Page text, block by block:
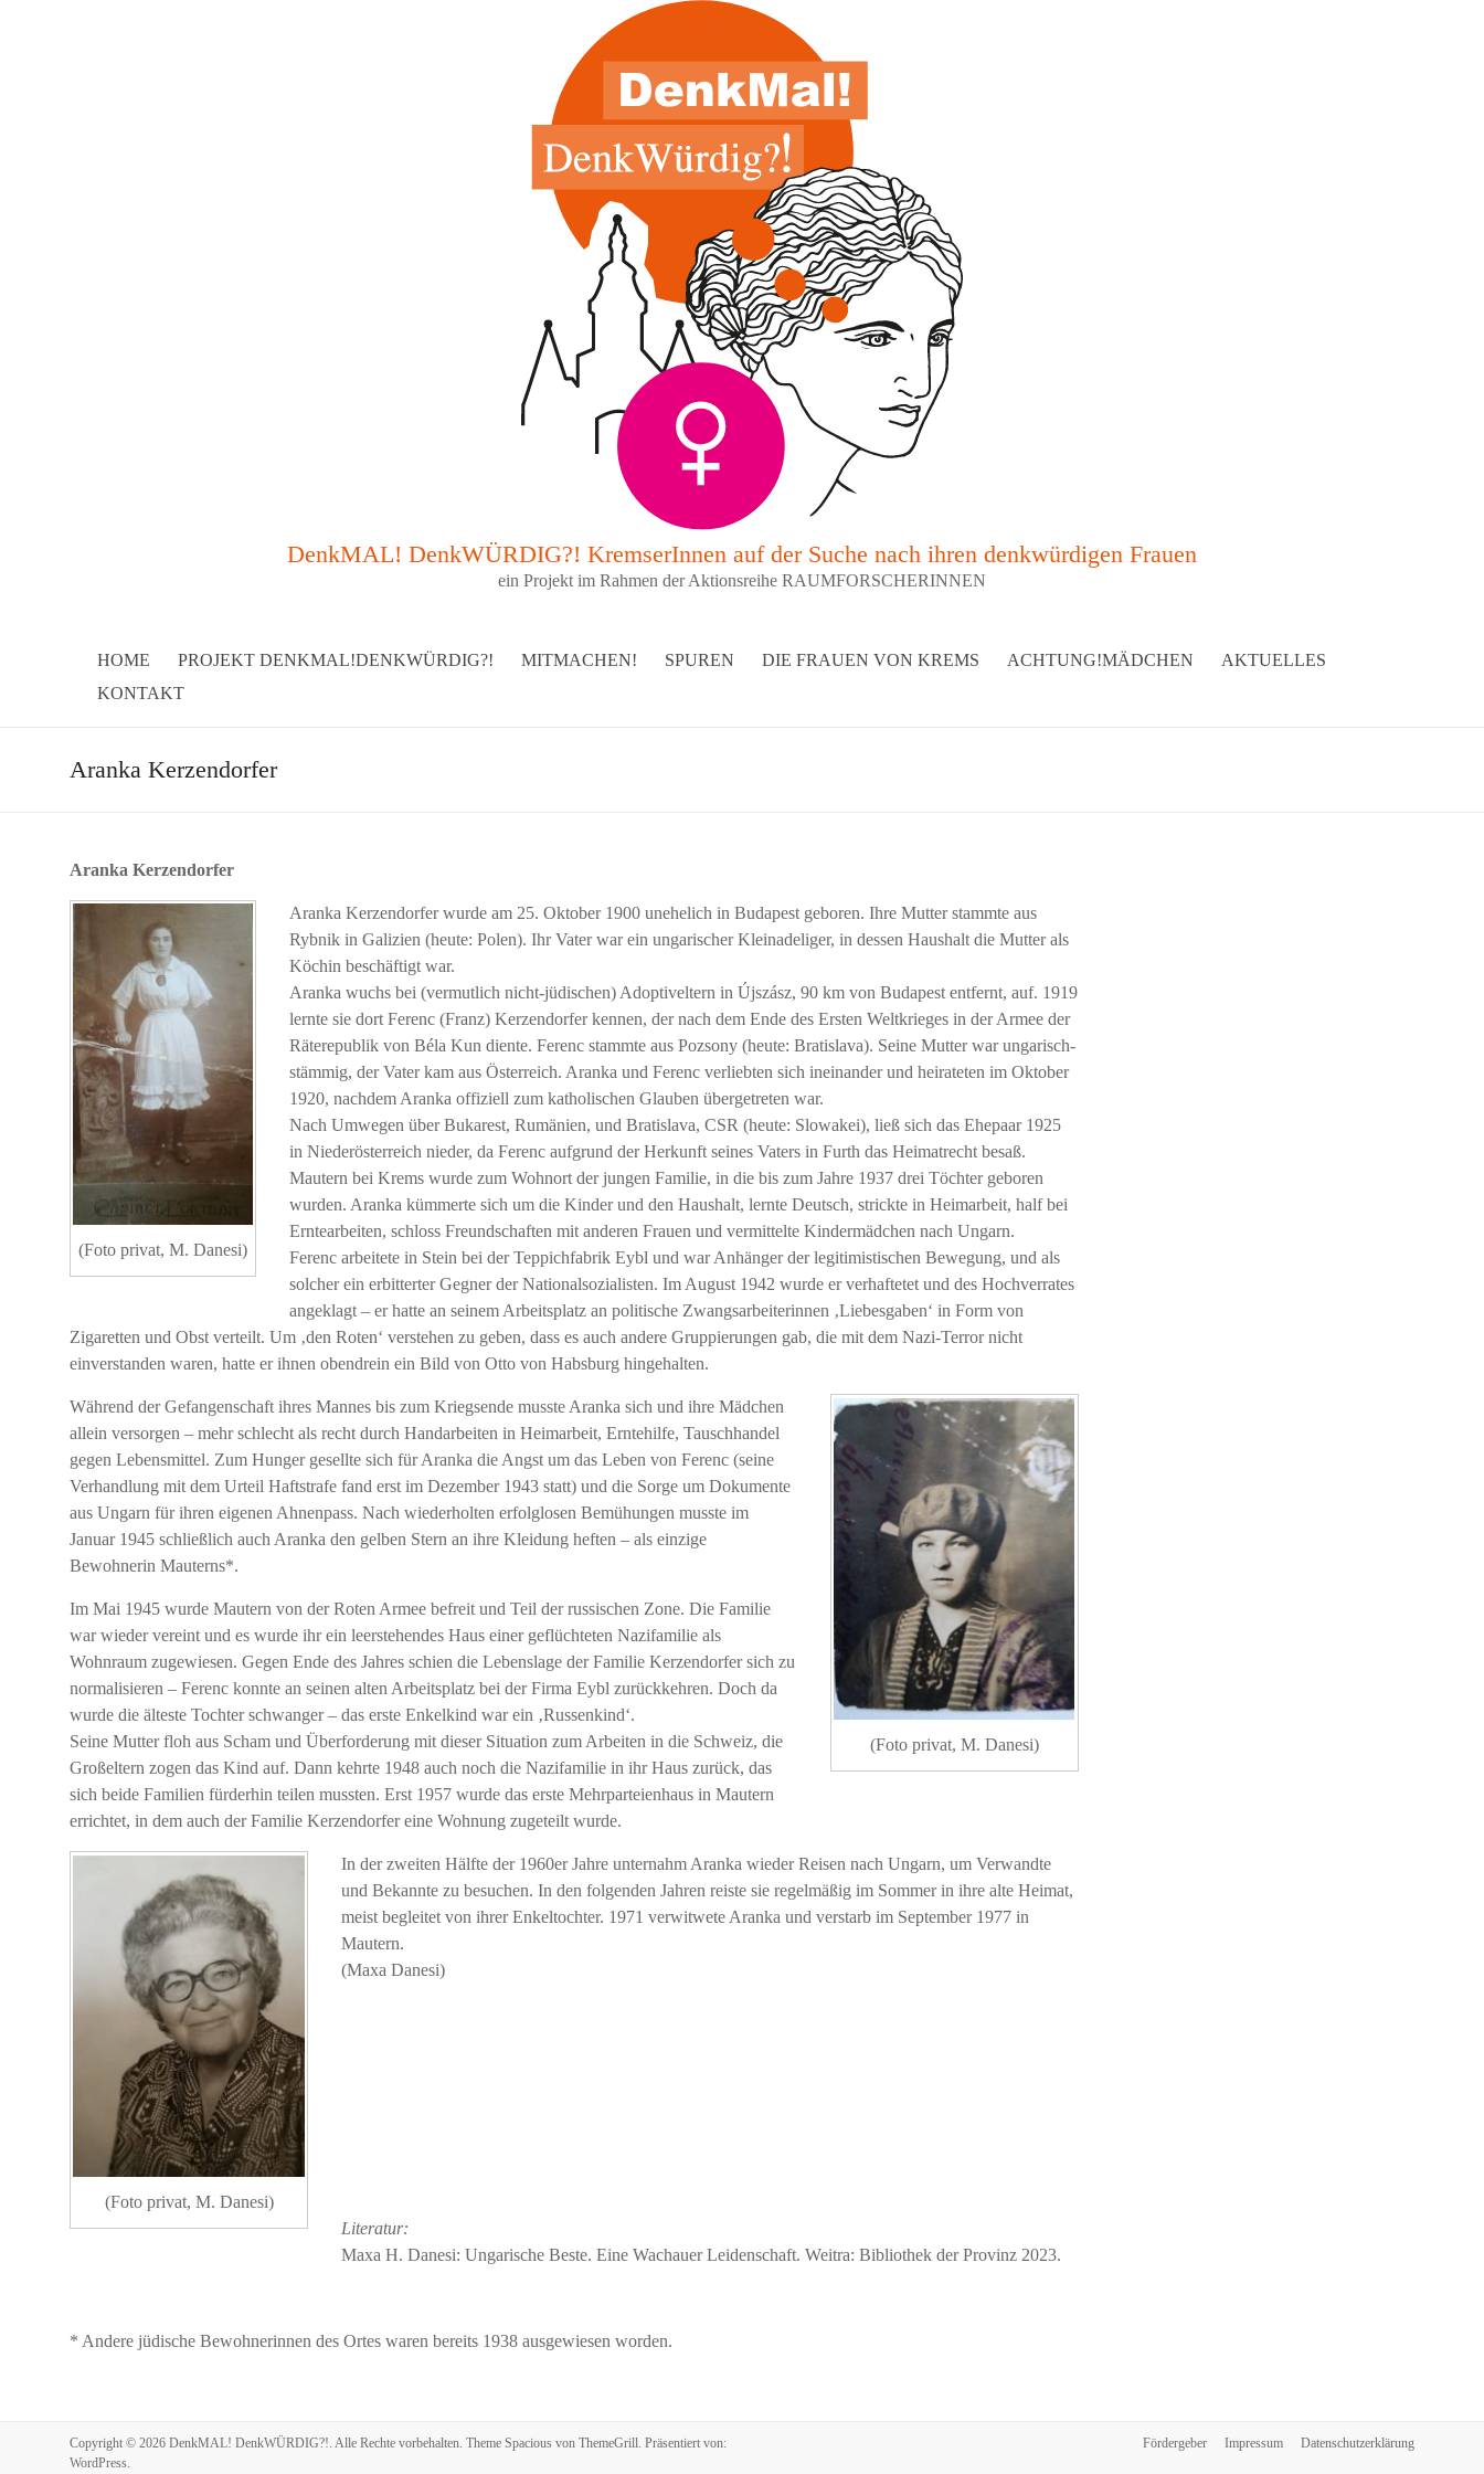
DenkMAL! DenkWÜRDIG?! KremserInnen auf der Suche nach ihren denkwürdigen Frauen
ein Projekt im Rahmen der Aktionsreihe RAUMFORSCHERINNEN
HOME PROJEKT DENKMAL!DENKWÜRDIG?! MITMACHEN! SPUREN DIE FRAUEN VON KREMS ACHTUNG!MÄDCHEN
AKTUELLES
KONTAKT
Aranka Kerzendorfer
Aranka Kerzendorfer
(Foto privat, M. Danesi)
Aranka Kerzendorfer wurde am 25. Oktober 1900 unehelich in Budapest geboren. Ihre Mutter stammte aus
Rybnik in Galizien (heute: Polen). Ihr Vater war ein ungarischer Kleinadeliger, in dessen Haushalt die Mutter als
Köchin beschäftigt war.
Aranka wuchs bei (vermutlich nicht-jüdischen) Adoptiveltern in Újszász, 90 km von Budapest entfernt, auf. 1919
lernte sie dort Ferenc (Franz) Kerzendorfer kennen, der nach dem Ende des Ersten Weltkrieges in der Armee der
Räterepublik von Béla Kun diente. Ferenc stammte aus Pozsony (heute: Bratislava). Seine Mutter war ungarisch-
stämmig, der Vater kam aus Österreich. Aranka und Ferenc verliebten sich ineinander und heirateten im Oktober
1920, nachdem Aranka offiziell zum katholischen Glauben übergetreten war.
Nach Umwegen über Bukarest, Rumänien, und Bratislava, CSR (heute: Slowakei), ließ sich das Ehepaar 1925
in Niederösterreich nieder, da Ferenc aufgrund der Herkunft seines Vaters in Furth das Heimatrecht besaß.
Mautern bei Krems wurde zum Wohnort der jungen Familie, in die bis zum Jahre 1937 drei Töchter geboren
wurden. Aranka kümmerte sich um die Kinder und den Haushalt, lernte Deutsch, strickte in Heimarbeit, half bei
Erntearbeiten, schloss Freundschaften mit anderen Frauen und vermittelte Kindermädchen nach Ungarn.
Ferenc arbeitete in Stein bei der Teppichfabrik Eybl und war Anhänger der legitimistischen Bewegung, und als
solcher ein erbitterter Gegner der Nationalsozialisten. Im August 1942 wurde er verhaftetet und des Hochverrates
angeklagt – er hatte an seinem Arbeitsplatz an politische Zwangsarbeiterinnen ‚Liebesgaben‘ in Form von
Zigaretten und Obst verteilt. Um ‚den Roten‘ verstehen zu geben, dass es auch andere Gruppierungen gab, die mit dem Nazi-Terror nicht
einverstanden waren, hatte er ihnen obendrein ein Bild von Otto von Habsburg hingehalten.
(Foto privat, M. Danesi)
Während der Gefangenschaft ihres Mannes bis zum Kriegsende musste Aranka sich und ihre Mädchen
allein versorgen – mehr schlecht als recht durch Handarbeiten in Heimarbeit, Erntehilfe, Tauschhandel
gegen Lebensmittel. Zum Hunger gesellte sich für Aranka die Angst um das Leben von Ferenc (seine
Verhandlung mit dem Urteil Haftstrafe fand erst im Dezember 1943 statt) und die Sorge um Dokumente
aus Ungarn für ihren eigenen Ahnenpass. Nach wiederholten erfolglosen Bemühungen musste im
Januar 1945 schließlich auch Aranka den gelben Stern an ihre Kleidung heften – als einzige
Bewohnerin Mauterns*.
Im Mai 1945 wurde Mautern von der Roten Armee befreit und Teil der russischen Zone. Die Familie
war wieder vereint und es wurde ihr ein leerstehendes Haus einer geflüchteten Nazifamilie als
Wohnraum zugewiesen. Gegen Ende des Jahres schien die Lebenslage der Familie Kerzendorfer sich zu
normalisieren – Ferenc konnte an seinen alten Arbeitsplatz bei der Firma Eybl zurückkehren. Doch da
wurde die älteste Tochter schwanger – das erste Enkelkind war ein ‚Russenkind‘.
Seine Mutter floh aus Scham und Überforderung mit dieser Situation zum Arbeiten in die Schweiz, die
Großeltern zogen das Kind auf. Dann kehrte 1948 auch noch die Nazifamilie in ihr Haus zurück, das
sich beide Familien fürderhin teilen mussten. Erst 1957 wurde das erste Mehrparteienhaus in Mautern
errichtet, in dem auch der Familie Kerzendorfer eine Wohnung zugeteilt wurde.
(Foto privat, M. Danesi)
In der zweiten Hälfte der 1960er Jahre unternahm Aranka wieder Reisen nach Ungarn, um Verwandte
und Bekannte zu besuchen. In den folgenden Jahren reiste sie regelmäßig im Sommer in ihre alte Heimat,
meist begleitet von ihrer Enkeltochter. 1971 verwitwete Aranka und verstarb im September 1977 in
Mautern.
(Maxa Danesi)
Literatur:
Maxa H. Danesi: Ungarische Beste. Eine Wachauer Leidenschaft. Weitra: Bibliothek der Provinz 2023.
* Andere jüdische Bewohnerinnen des Ortes waren bereits 1938 ausgewiesen worden.
Copyright © 2026 DenkMAL! DenkWÜRDIG?!. Alle Rechte vorbehalten. Theme Spacious von ThemeGrill. Präsentiert von:
WordPress.
Fördergeber Impressum Datenschutzerklärung